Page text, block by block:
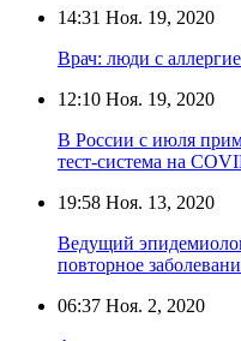
14:31 Ноя. 19, 2020
Врач: люди с
12:10 Ноя. 19, 2020
В России с июля
тест-система на
19:58 Ноя. 13, 2020
Ведущий
повторное
06:37 Ноя. 2, 2020